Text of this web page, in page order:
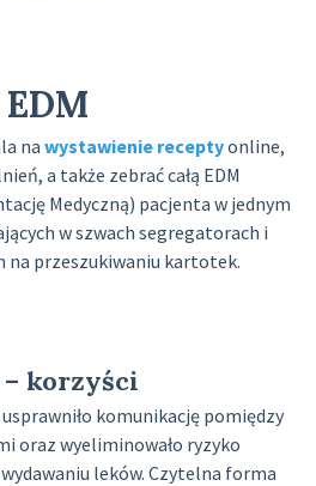
na wystawienie receptyonline,
a także zebrać całą EDM
Medyczną) pacjenta w jednym
w szwach segregatorach i
na przeszukiwaniu kartotek.
korzyści
komunikację pomiędzy
oraz wyeliminowało ryzyko
leków. Czytelna forma